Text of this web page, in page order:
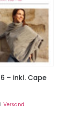
– inkl. Cape
Versand